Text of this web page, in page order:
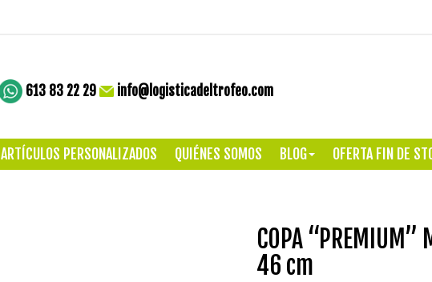
613 83 22 29 info@logisticadeltrofeo.com
ARTÍCULOS PERSONALIZADOS QUIÉNES SOMOS BLOG OFERTA FIN DE
COPA “PREMIUM”
46 cm